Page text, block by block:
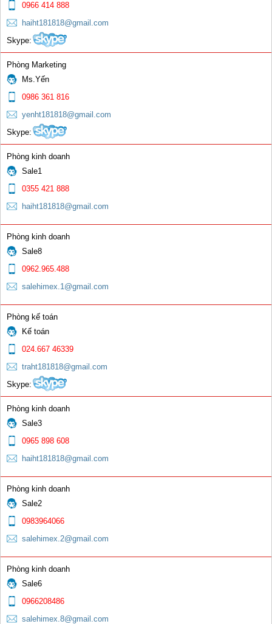
Giắc Cái 10 -25; 35- 50; 50-75
0966 414 888
haiht181818@gmail.com
Skype:
Phòng Marketing
Ms.Yến
0986 361 816
yenht181818@gmail.com
Skype:
Phòng kinh doanh
Sale1
0355 421 888
haiht181818@gmail.com
Phòng kinh doanh
Sale8
0962.965.488
salehimex.1@gmail.com
Phòng kế toán
Kế toán
024.667 46339
traht181818@gmail.com
Skype:
Phòng kinh doanh
Sale3
0965 898 608
haiht181818@gmail.com
Phòng kinh doanh
Sale2
0983964066
salehimex.2@gmail.com
Phòng kinh doanh
Sale6
0966208486
salehimex.8@gmail.com